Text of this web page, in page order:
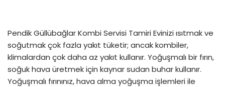
Pendik Güllübağlar Kombi Servisi Tamiri Evinizi ısıtmak ve
soğutmak çok fazla yakıt tüketir; ancak kombiler,
klimalardan çok daha az yakıt kullanır. Yoğuşmalı bir fırın,
soğuk hava üretmek için kaynar sudan buhar kullanır.
Yoğuşmalı fırınınız, hava alma yoğuşma işlemleri ile